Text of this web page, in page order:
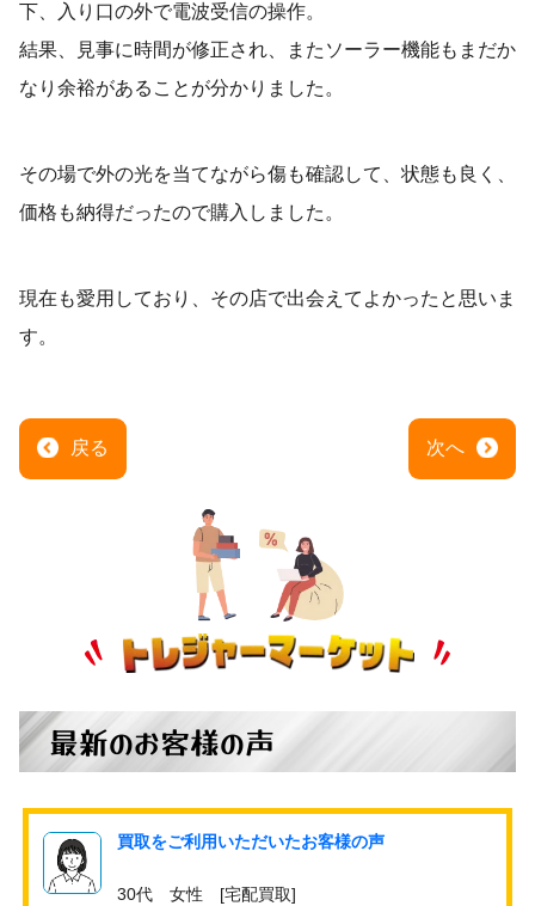
下、入り口の外で電波受信の操作。
結果、見事に時間が修正され、またソーラー機能もまだか
なり余裕があることが分かりました。
その場で外の光を当てながら傷も確認して、状態も良く、
価格も納得だったので購入しました。
現在も愛用しており、その店で出会えてよかったと思いま
す。
戻る 次へ
最新のお客様の声
買取をご利用いただいたお客様の声
30代 女性 [宅配買取]